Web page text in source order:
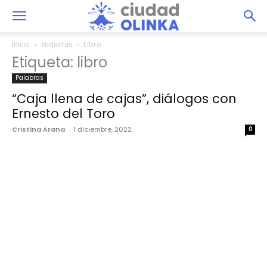
Inicio Etiquetas Libro
Etiqueta: libro
Palabras
“Caja llena de cajas”, diálogos con
Ernesto del Toro
Cristina Arana - 1 diciembre, 2022 0